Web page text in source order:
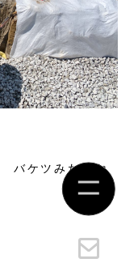
バケツみたいな